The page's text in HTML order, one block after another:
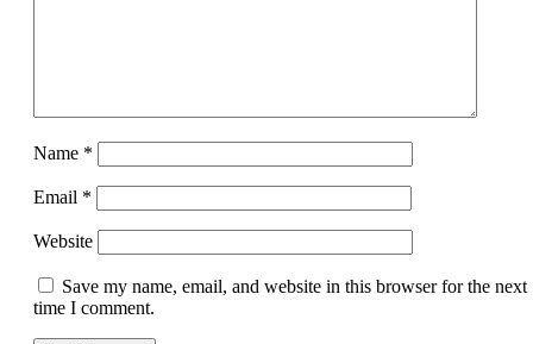
Name *
Email *
Website
Save my name, email, and website in this browser for the next
time I comment.